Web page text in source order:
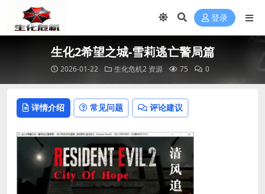
登录
生化2希望之城-雪莉逃亡警局篇
2026-01-22 生化危机2 资源 75 0
详情介绍 常见问题 评论建议